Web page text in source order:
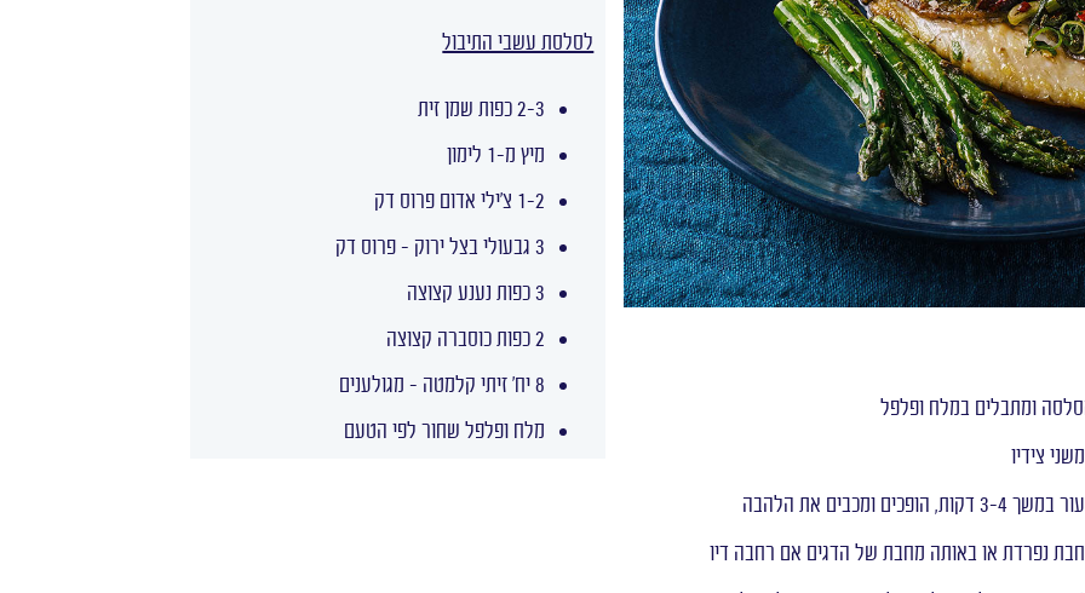
לסלסת עשבי התיבול
2-3 כפות שמן זית
מיץ מ-1 לימון
1-2 צ'ילי אדום פרוס דק
3 גבעולי בצל ירוק – פרוס דק
3 כפות נענע קצוצה
2 כפות כוסברה קצוצה
8 יח' זיתי קלמטה – מגולענים
מלח ופלפל שחור לפי הטעם